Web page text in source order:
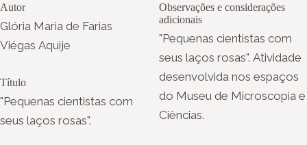
Autor
Glória Maria de Farias
Viégas Aquije
Título
"Pequenas cientistas com
seus laços rosas".
Observações e considerações
adicionais
"Pequenas cientistas com
seus laços rosas". Atividade
desenvolvida nos espaços
do Museu de Microscopia e
Ciências.